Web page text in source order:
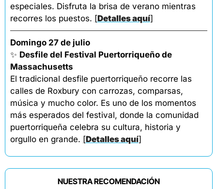
especiales. Disfruta la brisa de verano mientras
recorres los puestos. [Detalles aquí]
Domingo 27 de julio
✨ Desfile del Festival Puertorriqueño de
Massachusetts
El tradicional desfile puertorriqueño recorre las
calles de Roxbury con carrozas, comparsas,
música y mucho color. Es uno de los momentos
más esperados del festival, donde la comunidad
puertorriqueña celebra su cultura, historia y
orgullo en grande. [Detalles aquí]
NUESTRA RECOMENDACIÓN